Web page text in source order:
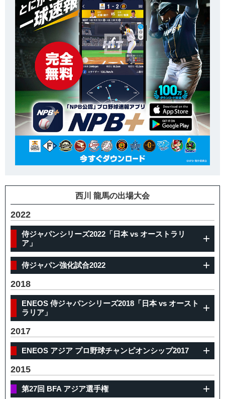
西川 龍馬の出場大会
2022
侍ジャパンシリーズ2022「日本 vs オーストラリ
ア」
侍ジャパン強化試合2022
2018
ENEOS 侍ジャパンシリーズ2018「日本 vs オースト
ラリア」
2017
ENEOS アジア プロ野球チャンピオンシップ2017
2015
第27回 BFA アジア選手権